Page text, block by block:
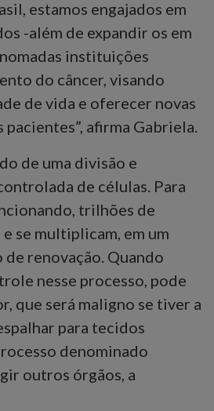
estamos engajados em
-além de expandir os em
instituições
do câncer, visando
de vida e oferecer novas
afirma Gabriela.
de uma divisão e
de células. Para
trilhões de
se multiplicam, em um
renovação. Quando
nesse processo, pode
que será maligno se tiver a
para tecidos
denominado
outros órgãos, a